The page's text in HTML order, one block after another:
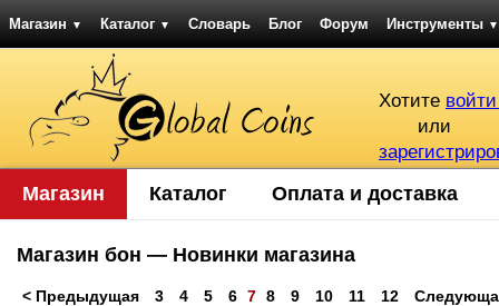
Магазин ▼ Каталог ▼ Словарь Блог Форум Инструменты ▼
Хотите
или
Магазин Каталог Оплата и доставка
Магазин бон — Новинки магазина
< Предыдущая 3 4 5 6 7 8 9 10 11 12